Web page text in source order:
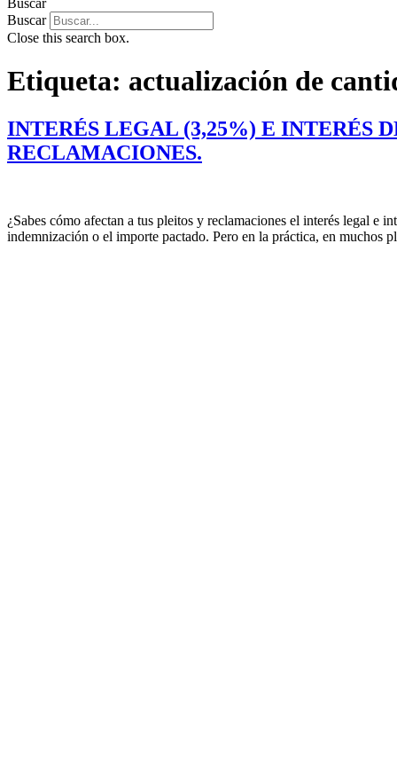
Buscar
Buscar
Close this search box.
Etiqueta: actualización de
INTERÉS LEGAL (3,25%) E INTERÉS
RECLAMACIONES.
¿Sabes cómo afectan a tus pleitos y reclamaciones el interés legal e
indemnización o el importe pactado. Pero en la práctica, en